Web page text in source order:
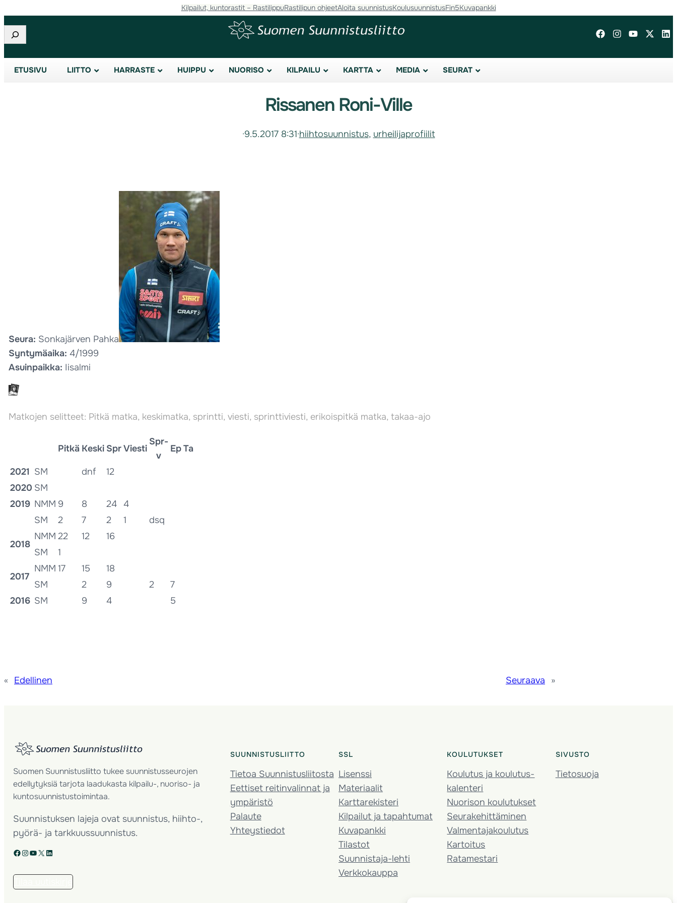
Kilpailut, kuntorastit – RastilippuRastilipun ohjeetAloita suunnistusKoulusuunnistusFin5Kuvapankki
Etsi
ETUSIVU LIITTO HARRASTE HUIPPU NUORISO KILPAILU KARTTA MEDIA SEURAT
Rissanen Roni-Ville
·9.5.2017 8:31·hiihtosuunnistus, urheilijaprofiilit
Seura: Sonkajärven Pahka
Syntymäaika: 4/1999
Asuinpaikka: Iisalmi
Matkojen selitteet: Pitkä matka, keskimatka, sprintti, viesti, sprinttiviesti, erikoispitkä matka, takaa-ajo
Pitkä Keski SprViesti
Spr-
v
EpTa
2021 SM dnf
12
2020 SM
2019 NMM 9 8 24 4
SM
2 7 2 1 dsq
2018
NMM 22 12
16
SM
1
2017
NMM 17 15
18
SM
2 9 2
7
2016 SM 9 4 5
« Edellinen Seuraava »
Suomen Suunnistusliitto tukee suunnistusseurojen
edellytyksiä tarjota laadukasta kilpailu-, nuoriso- ja
kuntosuunnistustoimintaa.
Suunnistuksen lajeja ovat suunnistus, hiihto-,
pyörä- ja tarkkuussuunnistus.
Facebook Instagram YouTube X LinkedIn
SUUNNISTUSLIITTO
Tietoa Suunnistusliitosta
Eettiset reitinvalinnat ja
ympäristö
Palaute
Yhteystiedot
SSL
Lisenssi
Materiaalit
Karttarekisteri
Kilpailut ja tapahtumat
Kuvapankki
Tilastot
Suunnistaja-lehti
Verkkokauppa
KOULUTUKSET
Koulutus ja koulutus­
kalenteri
Nuorison koulutukset
Seura­kehittäminen
Valmentaja­koulutus
Kartoitus
Ratamestari
SIVUSTO
Tietosuoja